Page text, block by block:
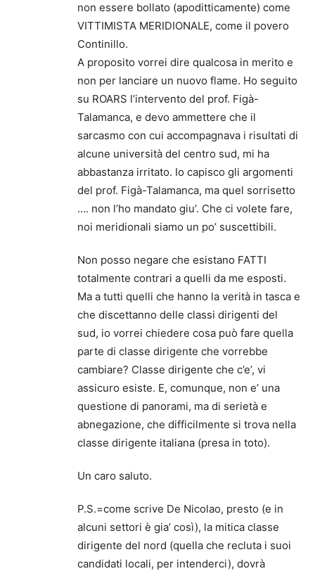
non essere bollato (apoditticamente) come
VITTIMISTA MERIDIONALE, come il povero
Continillo.
A proposito vorrei dire qualcosa in merito e
non per lanciare un nuovo flame. Ho seguito
su ROARS l’intervento del prof. Figà-
Talamanca, e devo ammettere che il
sarcasmo con cui accompagnava i risultati di
alcune università del centro sud, mi ha
abbastanza irritato. Io capisco gli argomenti
del prof. Figà-Talamanca, ma quel sorrisetto
…. non l’ho mandato giu’. Che ci volete fare,
noi meridionali siamo un po’ suscettibili.
Non posso negare che esistano FATTI
totalmente contrari a quelli da me esposti.
Ma a tutti quelli che hanno la verità in tasca e
che discettanno delle classi dirigenti del
sud, io vorrei chiedere cosa può fare quella
parte di classe dirigente che vorrebbe
cambiare? Classe dirigente che c’e’, vi
assicuro esiste. E, comunque, non e’ una
questione di panorami, ma di serietà e
abnegazione, che difficilmente si trova nella
classe dirigente italiana (presa in toto).
Un caro saluto.
P.S.=come scrive De Nicolao, presto (e in
alcuni settori è gia’ così), la mitica classe
dirigente del nord (quella che recluta i suoi
candidati locali, per intenderci), dovrà